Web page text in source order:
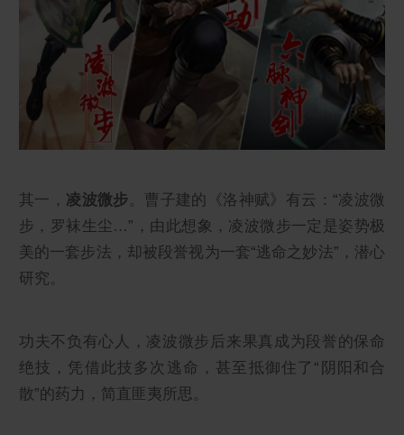
其一， 凌波微步 。曹子建的《洛神赋》有云：“凌波微
步，罗袜生尘…”，由此想象，凌波微步一定是姿势极
美的一套步法，却被段誉视为一套“逃命之妙法”，潜心
研究。
功夫不负有心人，凌波微步后来果真成为段誉的保命
绝技，凭借此技多次逃命，甚至抵御住了“阴阳和合
散”的药力，简直匪夷所思。